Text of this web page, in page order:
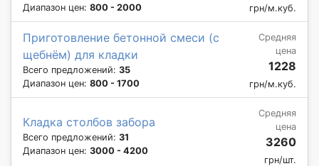
Диапазон цен: 800 - 2000 грн/м.куб.
Приготовление бетонной смеси (с
щебнём) для кладки
Всего предложений: 35
Диапазон цен: 800 - 1700
Средняя
цена
1228
грн/м.куб.
Кладка столбов забора
Всего предложений: 31
Диапазон цен: 3000 - 4200
Средняя
цена
3260
грн/шт.